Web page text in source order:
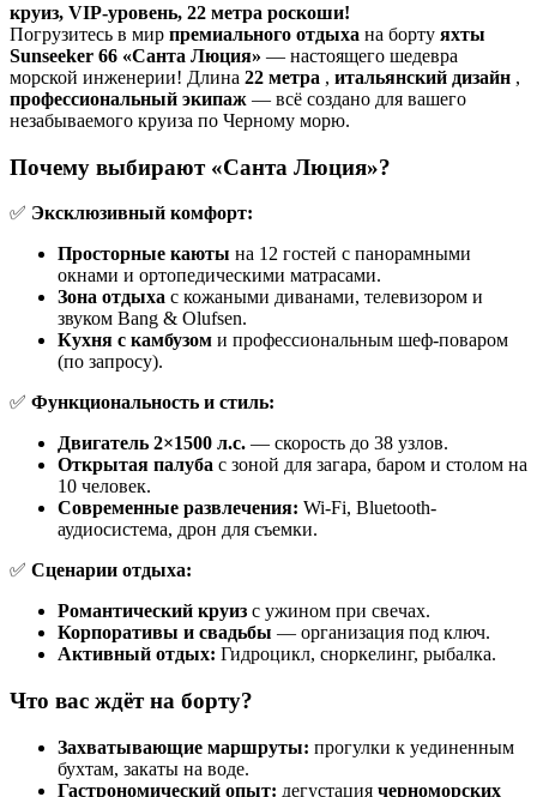
круиз, VIP-уровень, 22 метра роскоши!
Погрузитесь в мир премиального отдыха на борту яхты
Sunseeker 66 «Санта Люция» — настоящего шедевра
морской инженерии! Длина 22 метра , итальянский дизайн ,
профессиональный экипаж — всё создано для вашего
незабываемого круиза по Черному морю.
Почему выбирают «Санта Люция»?
✅ Эксклюзивный комфорт:
Просторные каюты на 12 гостей с панорамными
окнами и ортопедическими матрасами.
Зона отдыха с кожаными диванами, телевизором и
звуком Bang & Olufsen.
Кухня с камбузом и профессиональным шеф-поваром
(по запросу).
✅ Функциональность и стиль:
Двигатель 2×1500 л.с. — скорость до 38 узлов.
Открытая палуба с зоной для загара, баром и столом на
10 человек.
Современные развлечения: Wi-Fi, Bluetooth-
аудиосистема, дрон для съемки.
✅ Сценарии отдыха:
Романтический круиз с ужином при свечах.
Корпоративы и свадьбы — организация под ключ.
Активный отдых: Гидроцикл, сноркелинг, рыбалка.
Что вас ждёт на борту?
Захватывающие маршруты: прогулки к уединенным
бухтам, закаты на воде.
Гастрономический опыт: дегустация черноморских